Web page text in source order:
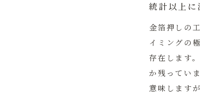
統計以上
金箔押しの
イミングの
存在します
か残ってい
意味します